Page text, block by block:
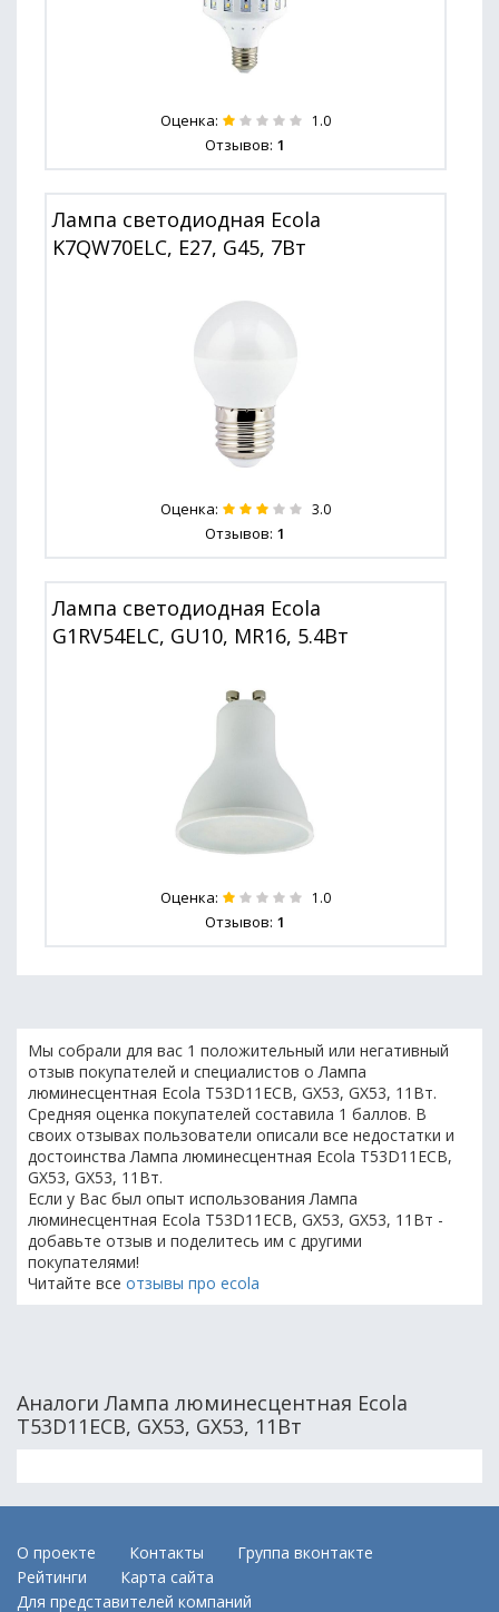
Оценка: 1.0
Отзывов: 1
Лампа светодиодная Ecola
K7QW70ELC, E27, G45, 7Вт
Оценка: 3.0
Отзывов: 1
Лампа светодиодная Ecola
G1RV54ELC, GU10, MR16, 5.4Вт
Оценка: 1.0
Отзывов: 1
Мы собрали для вас 1 положительный или негативный
отзыв покупателей и специалистов о Лампа
люминесцентная Ecola T53D11ECB, GX53, GX53, 11Вт.
Средняя оценка покупателей составила 1 баллов. В
своих отзывах пользователи описали все недостатки и
достоинства Лампа люминесцентная Ecola T53D11ECB,
GX53, GX53, 11Вт.
Если у Вас был опыт использования Лампа
люминесцентная Ecola T53D11ECB, GX53, GX53, 11Вт -
добавьте отзыв и поделитесь им с другими
покупателями!
Читайте все отзывы про ecola
Аналоги Лампа люминесцентная Ecola
T53D11ECB, GX53, GX53, 11Вт
О проекте Контакты
Группа вконтакте
Рейтинги
Карта сайта
Для представителей компаний